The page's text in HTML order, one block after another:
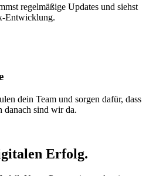
regelmäßige Updates und siehst
Entwicklung.
dein Team und sorgen dafür, dass
danach sind wir da.
Erfolg.